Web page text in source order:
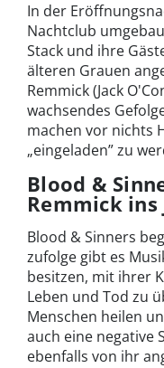
In der
Nachtclub
Stack und ihre
älteren Grauen
Remmick (Jack
wachsendes
machen vor nichts
„eingeladen” zu
Blood &
Remmick ins
Blood & Sinners
zufolge gibt es
besitzen, mit ihrer
Leben und Tod zu
Menschen heilen
auch eine negative
ebenfalls von ihr